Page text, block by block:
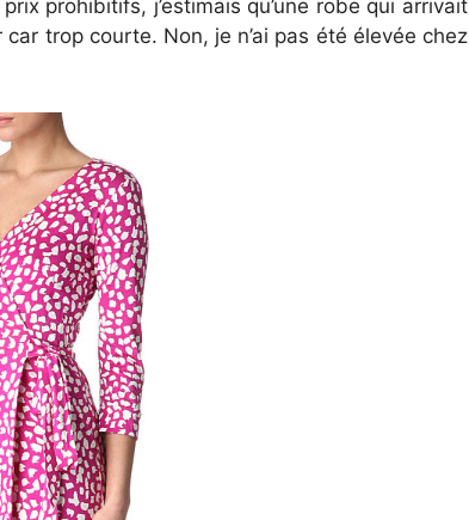
prohibitifs, j’estimais qu’une robe qui arrivait
trop courte. Non, je n’ai pas été élevée chez